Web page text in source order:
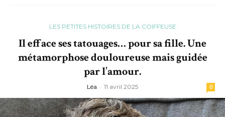
LES PETITES HISTOIRES DE LA COIFFEUSE
Il efface ses tatouages… pour sa fille. Une
métamorphose douloureuse mais guidée
par l’amour.
Léa - 11 avril 2025 0